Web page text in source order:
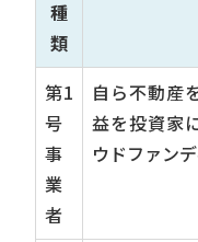
種
類
第1
号
事
業
者
自ら不動産
益を投資家
ウドファン